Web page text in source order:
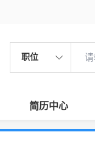
职位
简历中心